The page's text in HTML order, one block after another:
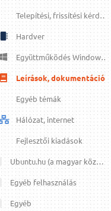
Telepítési, frissítési kérdések
Hardver
Együttműködés Windowszal
Leírások, dokumentációk
Egyéb témák
Hálózat, internet
Fejlesztői kiadások
Ubuntu.hu (a magyar közösség)
Egyéb felhasználás
Egyéb